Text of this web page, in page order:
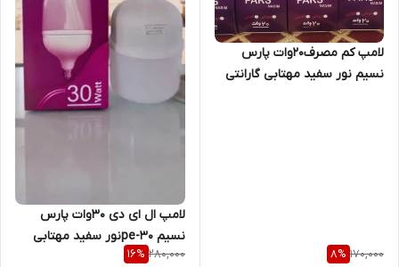
لامپ کم مصرف20وات پارس
نسیم نور سفید مهتابی گارانتی
170,000
8%
لامپ ال ای دی 30وات پارس
نسیم pe-30نور سفید مهتابی
پایه E27 با گارانتی سلامت کالا
280,000
16%